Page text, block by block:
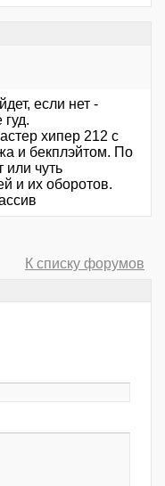
если нет -
хипер 212 с
и бекплэйтом. По
или чуть
и их оборотов.
К списку форумов